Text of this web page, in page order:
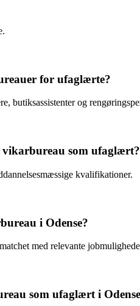
for ufaglærte?
butiksassistenter og
vikarbureau som ufaglært?
kvalifikationer.
i Odense?
med relevante
som ufaglært i